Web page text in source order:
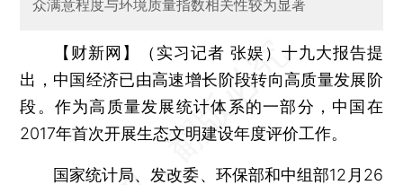
众满意程度与环境质量指数相关性较为显著
【财新网】（实习记者 张娱） 十九大报告提
出，中国经济已由高速增长阶段转向高质量发展阶
段。作为高质量发展统计体系的一部分，中国在
2017年首次开展生态文明建设年度评价工作。
国家统计局、发改委、环保部和中组部12月26